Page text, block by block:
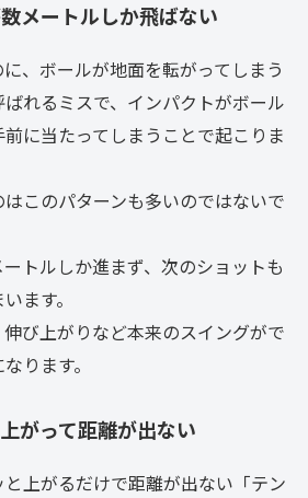
メートルしか飛ばない
、ボールが地面を転がってしまう
れるミスで、インパクトがボール
に当たってしまうことで起こりま
このパターンも多いのではないで
トルしか進まず、次のショットも
ます。
び上がりなど本来のスイングがで
ります。
がって距離が出ない
上がるだけで距離が出ない「テン